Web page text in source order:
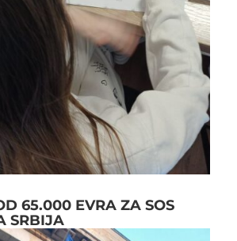
65.000 EVRA ZA SOS
SRBIJA